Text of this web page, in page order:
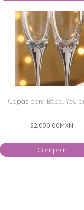
Copas para Boda, You
$2,000.00MXN
Comprar